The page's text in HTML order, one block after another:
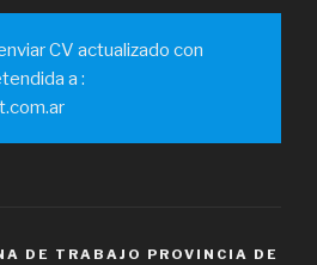
CV actualizado con
a :
DE TRABAJO PROVINCIA DE